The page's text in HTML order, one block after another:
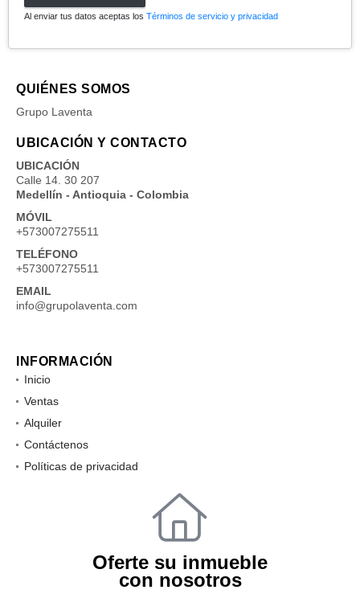
Al enviar tus datos aceptas los Términos de servicio y privacidad
QUIÉNES SOMOS
Grupo Laventa
UBICACIÓN Y CONTACTO
UBICACIÓN
Calle 14. 30 207
Medellín - Antioquia - Colombia
MÓVIL
+573007275511
TELÉFONO
+573007275511
EMAIL
info@grupolaventa.com
INFORMACIÓN
Inicio
Ventas
Alquiler
Contáctenos
Políticas de privacidad
Oferte su inmueble
con nosotros